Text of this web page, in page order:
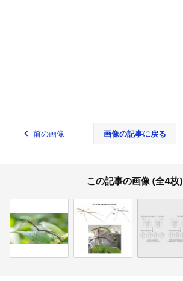
前の画像 画像の記事に戻る
この記事の画像 (全4枚)